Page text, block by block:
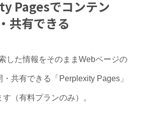
Pagesでコンテン
共有できる
した情報をそのままWebページの
共有できる「Perplexity Pages」
（有料プランのみ）。